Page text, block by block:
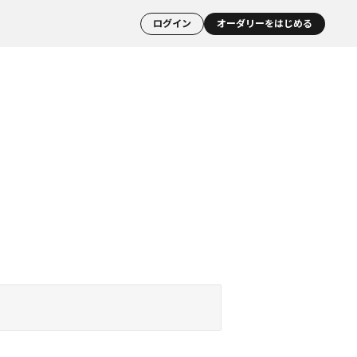
ログイン オーダリーをはじめる